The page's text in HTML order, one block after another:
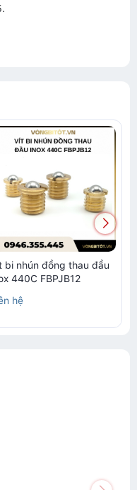
bi nhún đồng thau đầu
440C FBPJB12
hệ